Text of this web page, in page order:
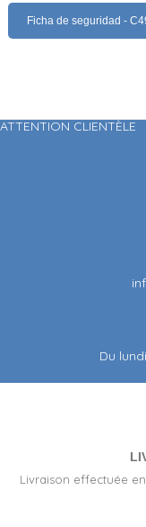
Ficha de seguridad -
ATTENTION CLIENTÈLE
Du
Livraison effectuée